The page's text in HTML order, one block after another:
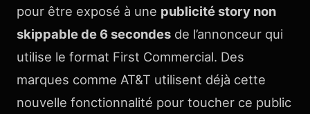
pour être exposé à une publicité story non
skippable de 6 secondes de l’annonceur qui
utilise le format First Commercial. Des
marques comme AT&T utilisent déjà cette
nouvelle fonctionnalité pour toucher ce public